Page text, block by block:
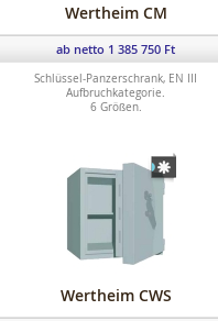
Wertheim CM
ab netto 1 385 750 Ft
Schlüssel-Panzerschrank, EN III
Aufbruchkategorie.
6 Größen.
Wertheim CWS